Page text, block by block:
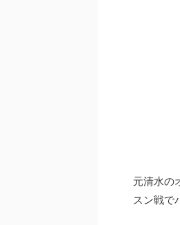
元清水の
スン戦で